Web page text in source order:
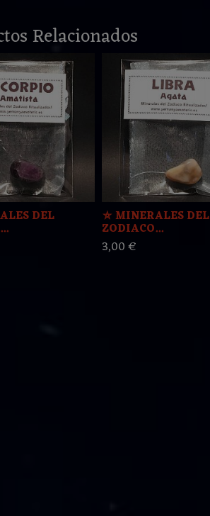
Relacionados
DEL ⛤ MINERALES DEL
ZODIACO...
3,00 €